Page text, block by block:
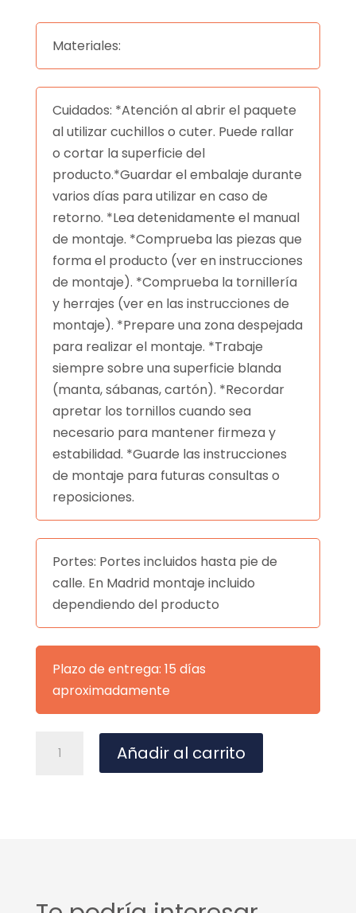
Materiales:
Cuidados: *Atención al abrir el paquete
al utilizar cuchillos o cuter. Puede rallar
o cortar la superficie del
producto.*Guardar el embalaje durante
varios días para utilizar en caso de
retorno. *Lea detenidamente el manual
de montaje. *Comprueba las piezas que
forma el producto (ver en instrucciones
de montaje). *Comprueba la tornillería
y herrajes (ver en las instrucciones de
montaje). *Prepare una zona despejada
para realizar el montaje. *Trabaje
siempre sobre una superficie blanda
(manta, sábanas, cartón). *Recordar
apretar los tornillos cuando sea
necesario para mantener firmeza y
estabilidad. *Guarde las instrucciones
de montaje para futuras consultas o
reposiciones.
Portes: Portes incluidos hasta pie de
calle. En Madrid montaje incluido
dependiendo del producto
Plazo de entrega: 15 días
aproximadamente
TECHO
Añadir al carrito